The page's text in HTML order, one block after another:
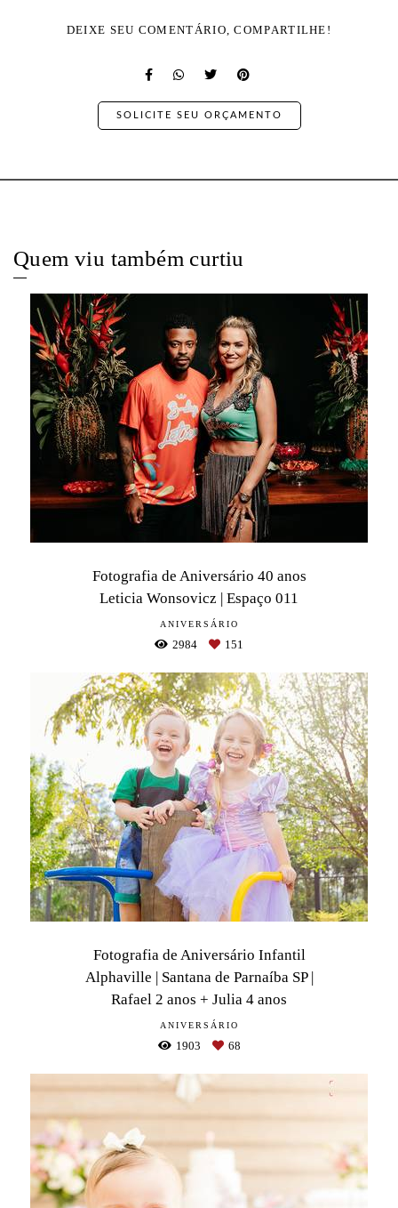
DEIXE SEU COMENTÁRIO, COMPARTILHE!
SOLICITE SEU ORÇAMENTO
Quem viu também curtiu
Fotografia de Aniversário 40 anos
Leticia Wonsovicz | Espaço 011
ANIVERSÁRIO
2984 151
Fotografia de Aniversário Infantil
Alphaville | Santana de Parnaíba SP |
Rafael 2 anos + Julia 4 anos
ANIVERSÁRIO
1903 68